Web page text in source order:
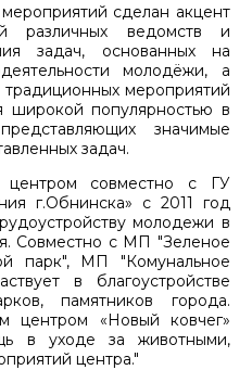
сделан акцент
различных ведомств и
задач, основанных на
молодёжи, а
мероприятий
широкой популярностью в
значимые
задач.
совместно с ГУ
г.Обнинска» с 2011 год
молодежи в
Совместно с МП "Зеленое
парк", МП "Комунальное
в благоустройстве
памятников города.
центром «Новый ковчег»
в уходе за животными,
центра."